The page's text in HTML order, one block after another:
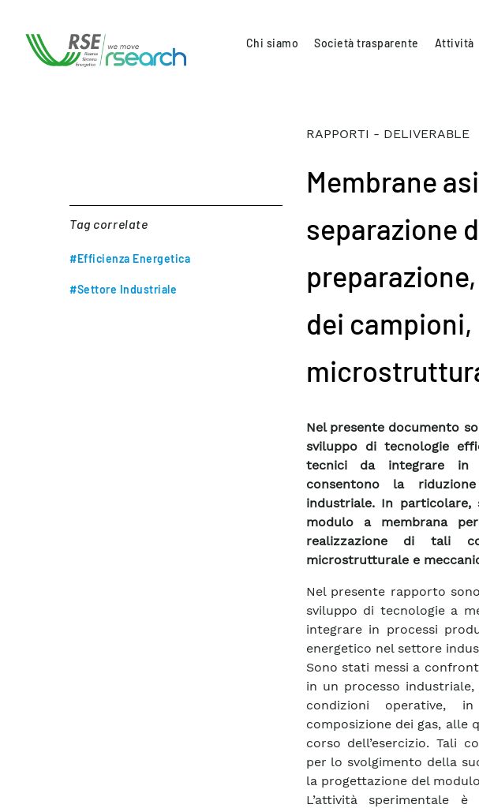
Chi siamo Società trasparente Attività
Tag correlate
#Efficienza Energetica
#Settore Industriale
RAPPORTI - DELIVERABLE
Membrane
separazione
dei
Nel presente documento
sviluppo di tecnologie
tecnici da integrare in
consentono la
industriale. In
modulo a membrana
realizzazione di tali
microstrutturale e
Nel presente rapporto
sviluppo di tecnologie a
integrare in processi
energetico nel settore
Sono stati messi a
in un processo
condizioni operative,
composizione dei gas, alle
corso dell’esercizio. Tali
per lo svolgimento della
la progettazione del
L’attività sperimentale